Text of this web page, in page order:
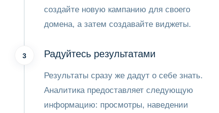
создайте новую кампанию для своего
домена, а затем создавайте виджеты.
3 Радуйтесь результатами
Результаты сразу же дадут о себе знать.
Аналитика предоставляет следующую
информацию: просмотры, наведении